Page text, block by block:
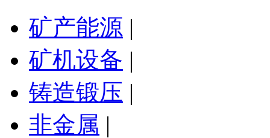
矿产能源 |
矿机设备 |
铸造锻压 |
非金属 |